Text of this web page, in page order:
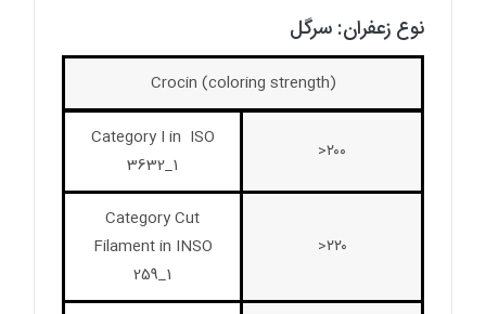
نوع زعفران: سرگل
Crocin (coloring strength)
۲۰۰<
Category I in ISO
3632_1
۲۲۰<
Category Cut
Filament in INSO
259_1